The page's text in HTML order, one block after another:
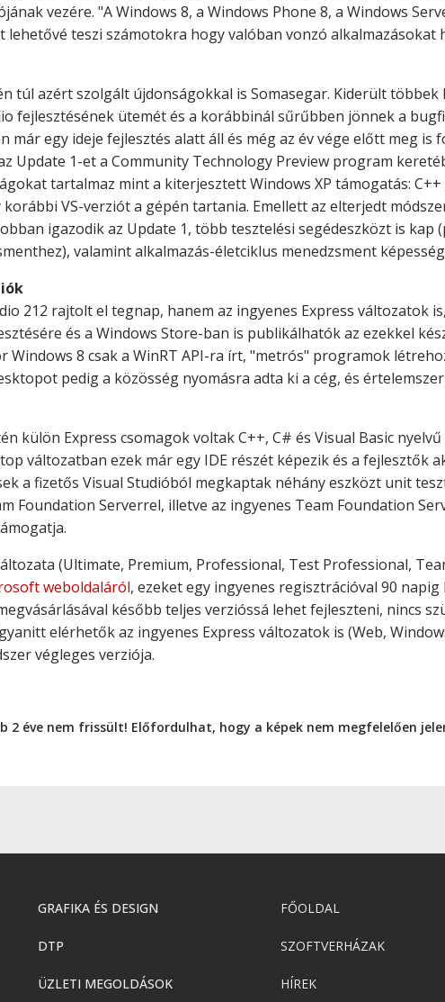
vezére. "A Windows 8, a Windows Phone 8, a Windows
lehetővé teszi számotokra hogy valóban vonzó
túl azért szolgált újdonságokkal is Somasegar. Kiderült
fejlesztésének ütemét és a korábbinál sűrűbben jönnek a
már egy ideje fejlesztés alatt áll és még az év vége előtt meg
Update 1-et a Community Technology Preview program
tartalmaz mint a kiterjesztett Windows XP támogatás:
VS-verziót a gépén tartania. Emellett az elterjedt
igazodik az Update 1, több tesztelési segédeszközt is kap
valamint alkalmazás-életciklus menedzsment
212 rajtolt el tegnap, hanem az ingyenes Express változatok
és a Windows Store-ban is publikálhatók az ezekkel
Windows 8 csak a WinRT API-ra írt, "metrós" programok
pedig a közösség nyomásra adta ki a cég, és
külön Express csomagok voltak C++, C# és Visual Basic
változatban ezek már egy IDE részét képezik és a fejlesztők
a fizetős Visual Studióból megkaptak néhány eszközt unit
Foundation Serverrel, illetve az ingyenes Team Foundation
(Ultimate, Premium, Professional, Test Professional,
weboldaláról, ezeket egy ingyenes regisztrációval 90
később teljes verzióssá lehet fejleszteni, nincs
elérhetők az ingyenes Express változatok is (Web,
végleges verziója.
2 éve nem frissült! Előfordulhat, hogy a képek nem megfelelően
GRAFIKA ÉS DESIGN
DTP
ÜZLETI MEGOLDÁSOK
FŐOLDAL
SZOFTVERHÁZAK
HÍREK